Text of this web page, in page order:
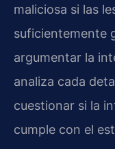
maliciosa si las
suficientemente
argumentar la
analiza cada
cuestionar si la
cumple con el